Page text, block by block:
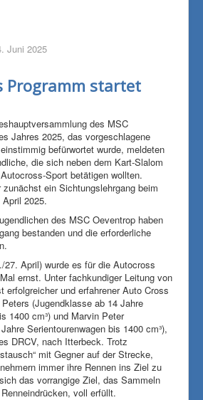
Juni 2025
Programm startet
des MSC
Jahres 2025, das vorgeschlagene
befürwortet wurde, meldeten
die sich neben dem Kart-Slalom
Sport betätigen wollten.
zunächst ein Sichtungslehrgang beim
2025.
des MSC Oeventrop haben
bestanden und die erforderliche
27. April) wurde es für die Autocross
ernst. Unter fachkundiger Leitung von
erfolgreicher und erfahrener Auto Cross
(Jugendklasse ab 14 Jahre
1400 cm³) und Marvin Peter
Serientourenwagen bis 1400 cm³),
DRCV, nach Itterbeck. Trotz
mit Gegner auf der Strecke,
immer ihre Rennen ins Ziel zu
das vorrangige Ziel, das Sammeln
voll erfüllt.